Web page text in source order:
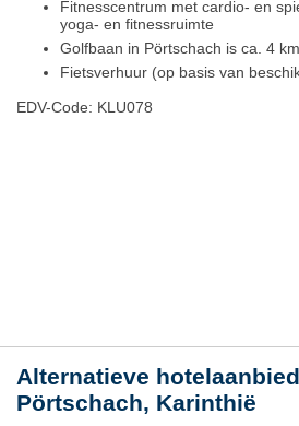
Fitnesscentrum met cardio- en
yoga- en fitnessruimte
Golfbaan in Pörtschach is ca. 4
Fietsverhuur (op basis van
EDV-Code: KLU078
Alternatieve
Pörtschach, Karinthië